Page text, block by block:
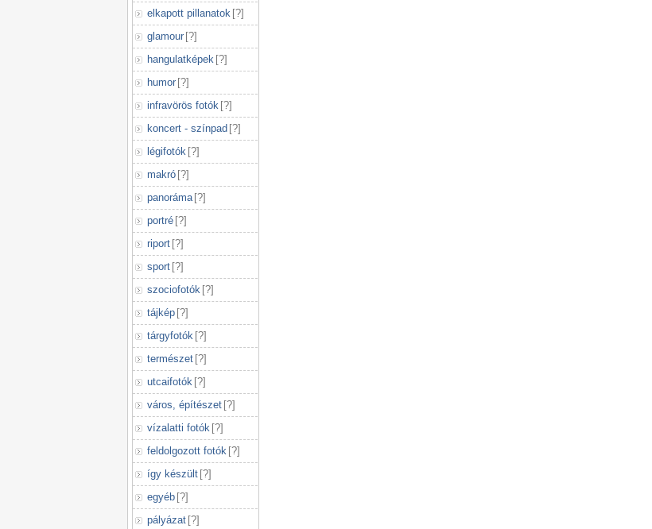
elkapott pillanatok [?]
glamour [?]
hangulatképek [?]
humor [?]
infravörös fotók [?]
koncert - színpad [?]
légifotók [?]
makró [?]
panoráma [?]
portré [?]
riport [?]
sport [?]
szociofotók [?]
tájkép [?]
tárgyfotók [?]
természet [?]
utcaifotók [?]
város, építészet [?]
vízalatti fotók [?]
feldolgozott fotók [?]
így készült [?]
egyéb [?]
pályázat [?]